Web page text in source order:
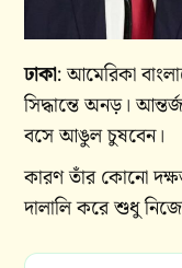
ঢাকা: আমেরিকা
সিদ্ধান্তে অনড়।
বসে আঙুল চুষবেন।
কারণ তাঁর কোনো
দালালি করে শুধু